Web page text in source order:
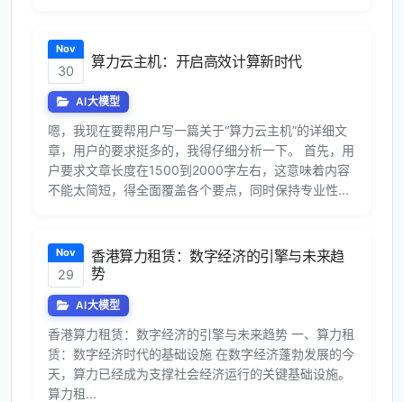
Nov
30
算力云主机：开启高效计算新时代
AI大模型
嗯，我现在要帮用户写一篇关于“算力云主机”的详细文
章，用户的要求挺多的，我得仔细分析一下。 首先，用
户要求文章长度在1500到2000字左右，这意味着内容
不能太简短，得全面覆盖各个要点，同时保持专业性...
Nov
29
香港算力租赁：数字经济的引擎与未来趋
势
AI大模型
香港算力租赁：数字经济的引擎与未来趋势 一、算力租
赁：数字经济时代的基础设施 在数字经济蓬勃发展的今
天，算力已经成为支撑社会经济运行的关键基础设施。
算力租...